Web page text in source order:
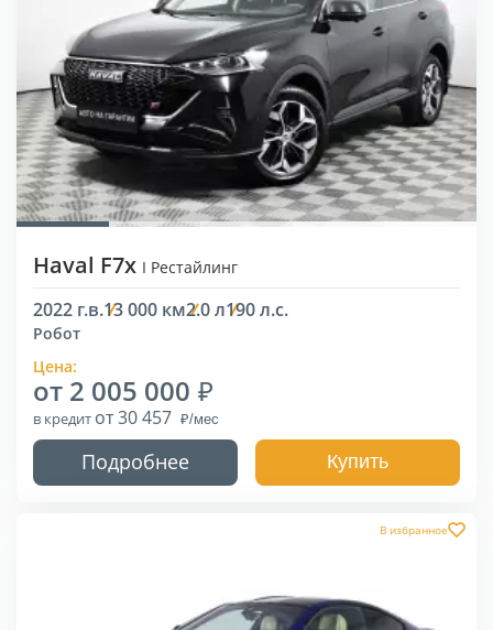
Haval F7x I Рестайлинг
2022 г.в.13 000 км2.0 л190 л.с.
Робот
Цена:
от 2 005 000
в кредит от 30 457
Подробнее Купить
В избранное